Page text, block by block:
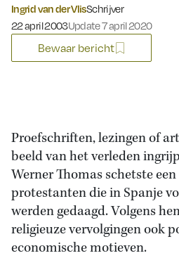
Ingrid van der VlisSchrijver
Gepubliceerd op:
22 april 2003Update 7 april 2020
Bewaar bericht
Proefschriften, lezingen of
beeld van het verleden
Werner Thomas schetste
protestanten die in Spanje
werden gedaagd. Volgens
religieuze vervolgingen ook
economische motieven.